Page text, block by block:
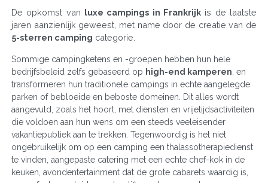
De opkomst van luxe campings in Frankrijk is de laatste
jaren aanzienlijk geweest, met name door de creatie van de
5-sterren camping categorie.
Sommige campingketens en -groepen hebben hun hele
bedrijfsbeleid zelfs gebaseerd op high-end kamperen , en
transformeren hun traditionele campings in echte aangelegde
parken of bebloeide en beboste domeinen. Dit alles wordt
aangevuld, zoals het hoort, met diensten en vrijetijdsactiviteiten
die voldoen aan hun wens om een steeds veeleisender
vakantiepubliek aan te trekken. Tegenwoordig is het niet
ongebruikelijk om op een camping een thalassotherapiedienst
te vinden, aangepaste catering met een echte chef-kok in de
keuken, avondentertainment dat de grote cabarets waardig is,